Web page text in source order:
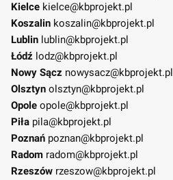
Kielce kielce@kbprojekt.pl
Koszalin koszalin@kbprojekt.pl
Lublin lublin@kbprojekt.pl
Łódź lodz@kbprojekt.pl
Nowy Sącz nowysacz@kbprojekt.pl
Olsztyn olsztyn@kbprojekt.pl
Opole opole@kbprojekt.pl
Piła pila@kbprojekt.pl
Poznań poznan@kbprojekt.pl
Radom radom@kbprojekt.pl
Rzeszów rzeszow@kbprojekt.pl